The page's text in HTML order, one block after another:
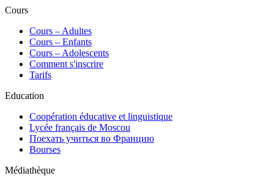
Cours
Сours – Adultes
Cours – Enfants
Cours – Adolescents
Comment s'inscrire
Tarifs
Education
Coopération éducative et linguistique
Lycée français de Moscou
Поехать учиться во Францию
Bourses
Médiathèque